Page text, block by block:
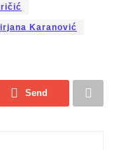
Karanović
Send